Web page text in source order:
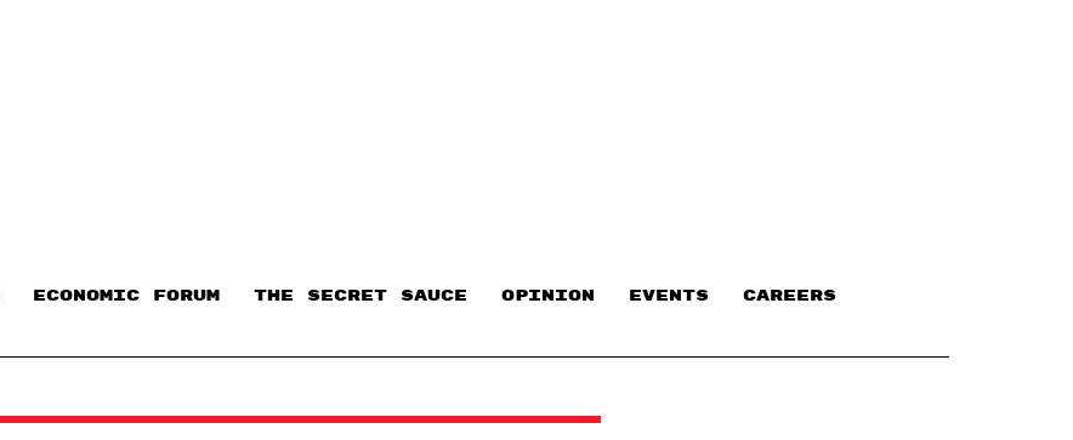
ECONOMIC FORUM THE SECRET SAUCE​ OPINION EVENTS CAREERS